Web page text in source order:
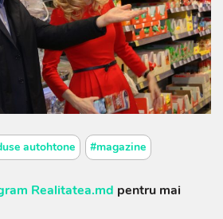
autohtone #magazine
Realitatea.md pentru mai